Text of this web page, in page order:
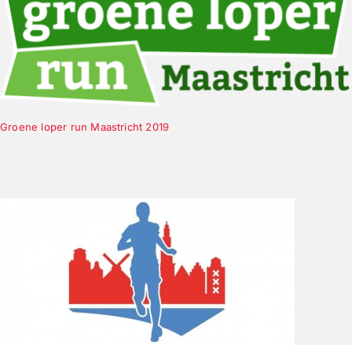
Groene loper run Maastricht 2019